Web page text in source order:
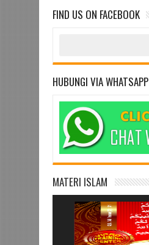
FIND US ON FACEBOOK
HUBUNGI VIA WHATSAPP
MATERI ISLAM